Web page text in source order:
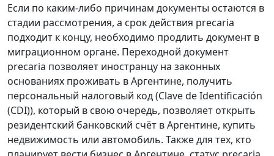
Если по каким-либо причинам документы остаются в
стадии рассмотрения, а срок действия precaria
подходит к концу, необходимо продлить документ в
миграционном органе. Переходной документ
precaria позволяет иностранцу на законных
основаниях проживать в Аргентине, получить
персональный налоговый код (Clave de Identificación
(CDI)), который в свою очередь, позволяет открыть
резидентский банковский счёт в Аргентине, купить
недвижимость или автомобиль. Также для тех, кто